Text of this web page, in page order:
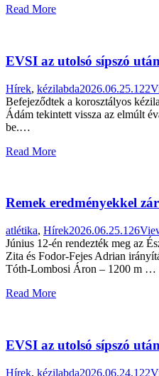
Read More
EVSI az utolsó sípszó
Hírek, kézilabda2026.06.25.122
Befejeződtek a korosztályos
Ádám tekintett vissza az elmúlt
be.…
Read More
Remek eredményekkel
atlétika, Hírek2026.06.25.126
Június 12-én rendezték meg az
Zita és Fodor-Fejes Adrian
Tóth-Lombosi Áron – 1200 m …
Read More
EVSI az utolsó sípszó
Hírek, kézilabda2026.06.24.122